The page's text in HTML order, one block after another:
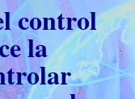
control
la